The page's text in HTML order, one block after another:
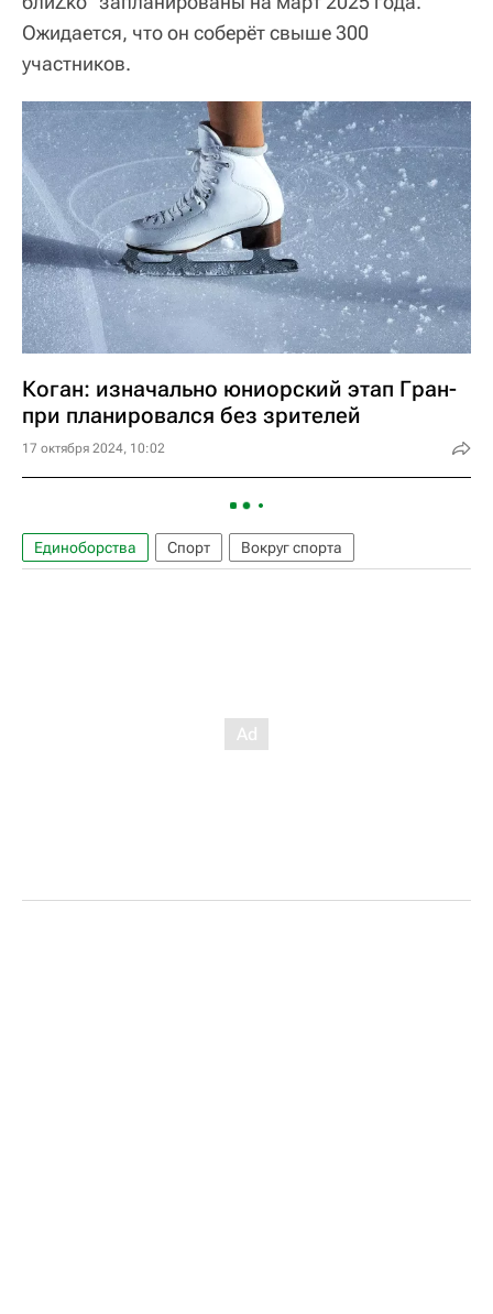
Ожидается, что он соберёт свыше 300
участников.
Коган: изначально юниорский этап Гран-
при планировался без зрителей
17 октября 2024, 10:02
Единоборства Спорт Вокруг спорта